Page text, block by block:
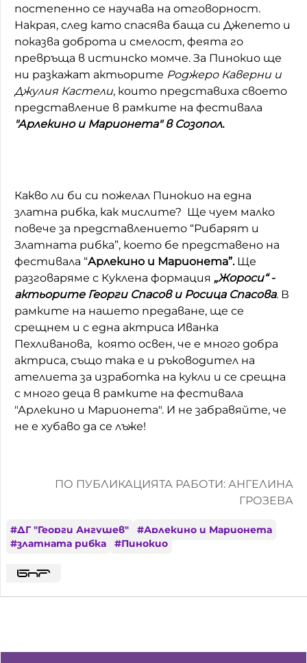
постепенно се научава на отговорност.
Накрая, след като спасява баща си Джепето и
показва доброта и смелост, феята го
превръща в истинско момче. За Пинокио ще
ни разкажат актьорите Роджеро Каверни и
Джулия Кастели, които представиха своето
представление в рамките на фестивала
"Арлекино и Марионета" в Созопол.
Какво ли би си пожелал Пинокио на една
златна рибка, как мислите? Ще чуем малко
повече за представлението “Рибарят и
Златната рибка”, което бе представено на
фестивала “Арлекино и Марионета”.Ще
разговаряме с Куклена формация „Жороси“ -
актьорите Георги Спасов и Росица Спасова. В
рамките на нашето предаване, ще се
срещнем и с една актриса Иванка
Пехливанова, която освен, че е много добра
актриса, също така е и ръководител на
ателиета за изработка на кукли и се срещна
с много деца в рамките на фестивала
"Арлекино и Марионета". И не забравяйте, че
не е хубаво да се лъже!
ПО ПУБЛИКАЦИЯТА РАБОТИ: АНГЕЛИНА
ГРОЗЕВА
#ДГ "Георги Ангушев" #Арлекино и Марионета
#златната рибка #Пинокио